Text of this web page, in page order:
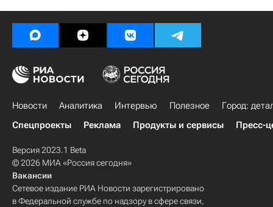
Новости Аналитика Интервью Полезное
Город:
Спецпроекты
Реклама Продукты и сервисы Пресс-
Версия 2023.1 Beta
© 2026 МИА «Россия сегодня»
Вакансии
Сетевое издание РИА Новости зарегистрировано
в Федеральной службе по надзору в сфере связи,